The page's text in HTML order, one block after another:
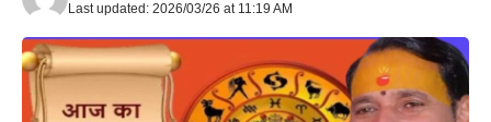
Last updated: 2026/03/26 at 11:19 AM